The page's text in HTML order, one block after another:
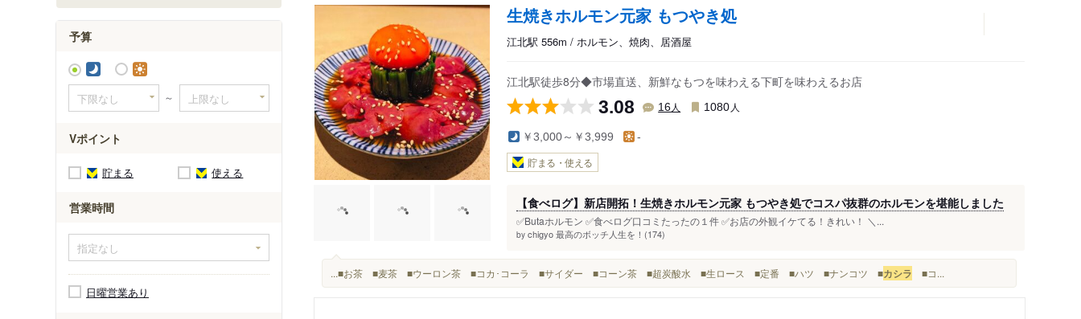
梅島駅
竹ノ塚駅
大師前駅
江北駅
谷在家駅
舎人公園駅
予算
～
Vポイント
貯まる 使える
営業時間
日曜営業あり
生焼きホルモン元家 もつやき処
江北駅 556m / ホルモン、焼肉、居酒屋
江北駅徒歩8分◆市場直送、新鮮なもつを味わえる下町を味わえるお店
3.08 16人 1080 人
￥3,000～￥3,999 -
貯まる・使える
【食べログ】新店開拓！生焼きホルモン元家 もつやき処でコスパ抜群のホルモンを堪能しました
✅Butaホルモン ✅食べログ口コミたったの１件 ✅お店の外観イケてる！きれい！ ＼...
by chigyo 最高のボッチ人生を！(174)
...■お茶 ■麦茶 ■ウーロン茶 ■コカ･コーラ ■サイダー ■コーン茶 ■超炭酸水 ■生ロース ■定番 ■ハツ ■ナンコツ ■カシラ ■コ...